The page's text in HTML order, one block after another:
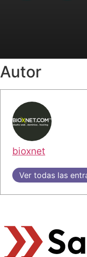
Autor
bioxnet
Ver todas las